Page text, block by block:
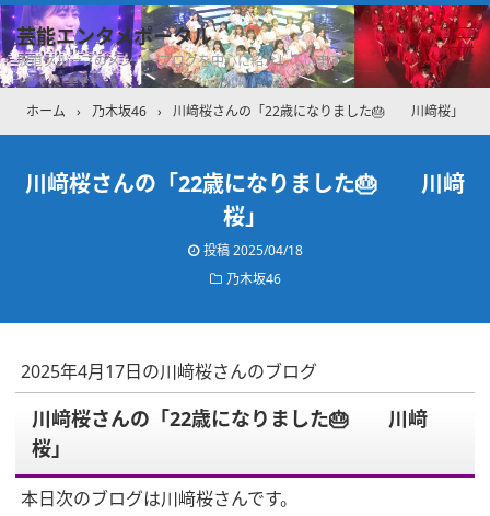
芸能エンタメポータル
坂道グループのメンバーブログを中心に紹介しています
ホーム › 乃木坂46 › 川﨑桜さんの「22歳になりました🎂 川﨑桜」
川﨑桜さんの「22歳になりました🎂 川﨑
桜」
投稿2025/04/18
乃木坂46
2025年4月17日の川﨑桜さんのブログ
川﨑桜さんの「22歳になりました🎂 川﨑
桜」
本日次のブログは川﨑桜さんです。